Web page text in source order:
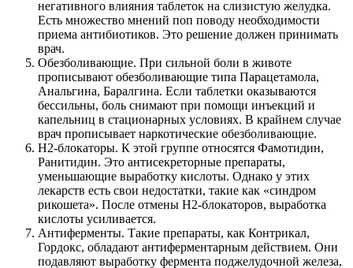
негативного влияния таблеток на слизистую желудка.
Есть множество мнений поп поводу необходимости
приема антибиотиков. Это решение должен принимать
врач.
Обезболивающие. При сильной боли в животе
прописывают обезболивающие типа Парацетамола,
Анальгина, Баралгина. Если таблетки оказываются
бессильны, боль снимают при помощи инъекций и
капельниц в стационарных условиях. В крайнем случае
врач прописывает наркотические обезболивающие.
Н2-блокаторы. К этой группе относятся Фамотидин,
Ранитидин. Это антисекреторные препараты,
уменьшающие выработку кислоты. Однако у этих
лекарств есть свои недостатки, такие как «синдром
рикошета». После отмены Н2-блокаторов, выработка
кислоты усиливается.
Антиферменты. Такие препараты, как Контрикал,
Гордокс, обладают антиферментарным действием. Они
подавляют выработку фермента поджелудочной железа,